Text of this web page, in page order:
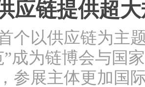
应链提供超
个以供应链为主
”成为链博会与国
参展主体更加国